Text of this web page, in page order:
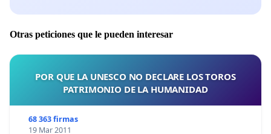
Otras peticiones que le pueden interesar
POR QUE LA UNESCO NO DECLARE LOS TOROS
PATRIMONIO DE LA HUMANIDAD
68 363 firmas
19 Mar 2011